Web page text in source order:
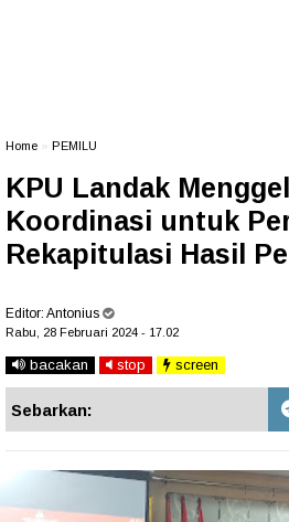
Home PEMILU
KPU Landak
Koordinasi untuk
Rekapitulasi Hasil
Editor: Antonius
Rabu, 28 Februari 2024 - 17.02
bacakan stop screen
Sebarkan: